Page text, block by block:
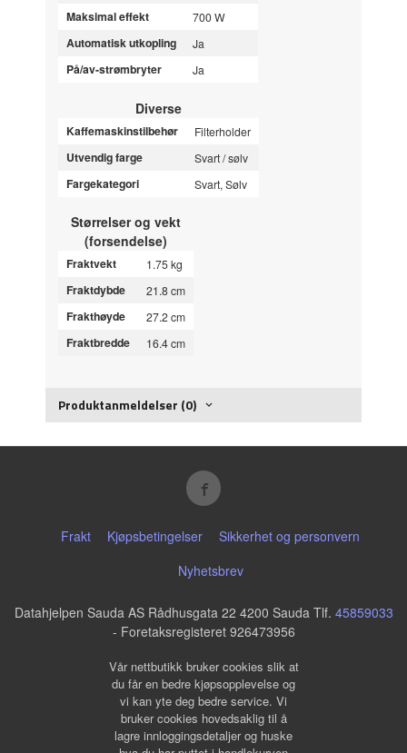
Maksimal effekt 700 W
Automatisk utkopling Ja
På/av-strømbryter Ja
Diverse
Kaffemaskinstilbehør Filterholder
Utvendig farge Svart / sølv
Fargekategori Svart, Sølv
Størrelser og vekt
(forsendelse)
Fraktvekt 1.75 kg
Fraktdybde 21.8 cm
Frakthøyde 27.2 cm
Fraktbredde 16.4 cm
Produktanmeldelser (0)
Frakt Kjøpsbetingelser
Sikkerhet og personvern
Nyhetsbrev
Datahjelpen Sauda AS Rådhusgata 22 4200 Sauda Tlf. 45859033
- Foretaksregisteret 926473956
Vår nettbutikk bruker cookies slik at
du får en bedre kjøpsopplevelse og
vi kan yte deg bedre service. Vi
bruker cookies hovedsaklig til å
lagre innloggingsdetaljer og huske